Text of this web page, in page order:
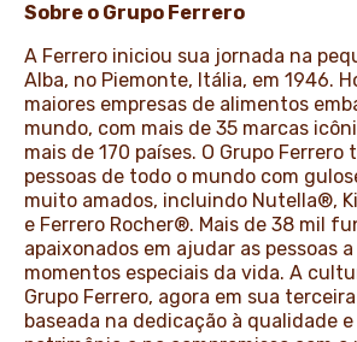
Sobre o Grupo Ferrero
A Ferrero iniciou sua jornada na
Alba, no Piemonte, Itália, em 1946.
maiores empresas de alimentos
mundo, com mais de 35 marcas
mais de 170 países. O Grupo Ferrero
pessoas de todo o mundo com
muito amados, incluindo Nutella®,
e Ferrero Rocher®. Mais de 38 mil
apaixonados em ajudar as pessoas
momentos especiais da vida. A
Grupo Ferrero, agora em sua
baseada na dedicação à qualidade